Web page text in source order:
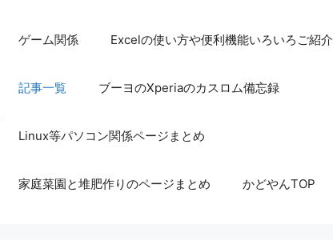
ゲーム関係 Excelの使い方や便利機能いろいろご紹介
記事一覧 ブーヨのXperiaのカスロム備忘録
Linux等パソコン関係ページまとめ
家庭菜園と堆肥作りのページまとめ かどやんTOP